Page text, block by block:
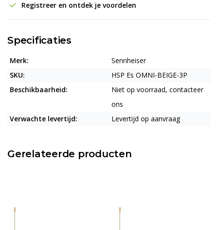
Registreer en ontdek je voordelen
Specificaties
Merk:
Sennheiser
SKU:
HSP Es OMNI-BEIGE-3P
Beschikbaarheid:
Niet op voorraad, contacteer
ons
Verwachte levertijd:
Levertijd op aanvraag
Gerelateerde producten